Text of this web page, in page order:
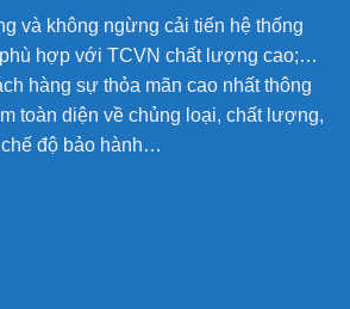
và không ngừng cải tiến hệ thống
hợp với TCVN chất lượng cao;…
hàng sự thỏa mãn cao nhất thông
toàn diện về chủng loại, chất lượng,
độ bảo hành…